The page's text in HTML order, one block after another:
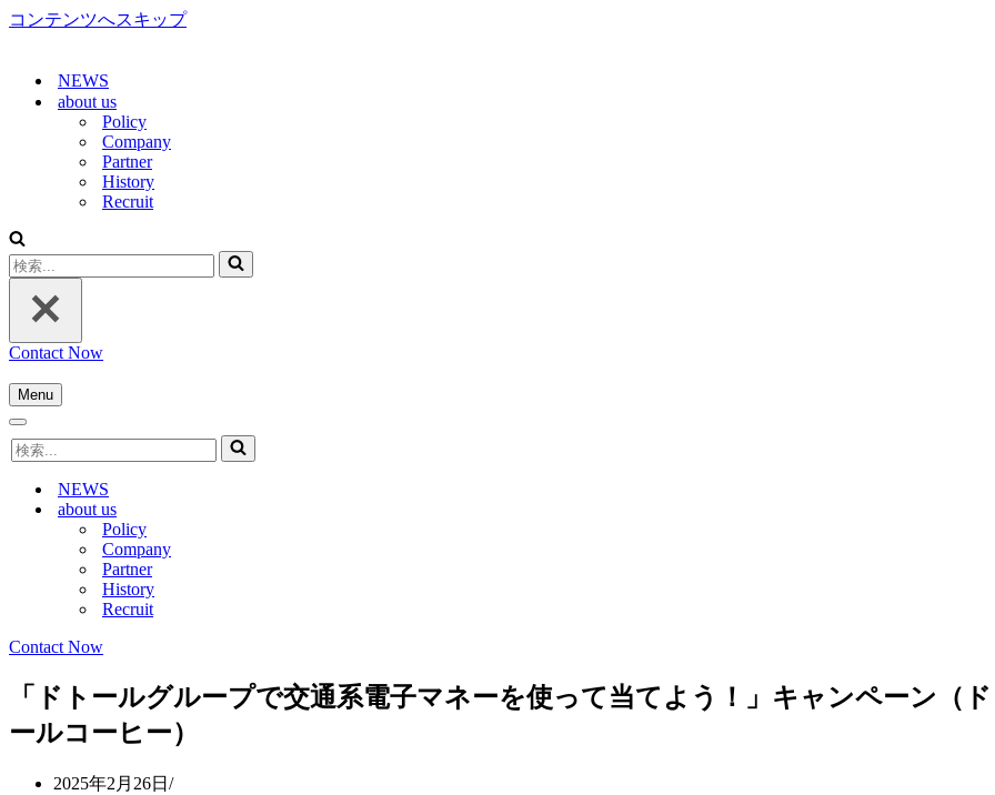
コンテンツへスキップ
NEWS
about us
Policy
Company
Partner
History
Recruit
検
索...
Contact Now
Menu
ナ
ゲ
シ
ョ
ナ
ビ
検
索...
NEWS
about us
Policy
Company
Partner
History
Recruit
Contact Now
「ドトールグループで交通系電子マネーを使って当てよう！」キャンペーン（ド
ールコーヒー）
2025年2月26日